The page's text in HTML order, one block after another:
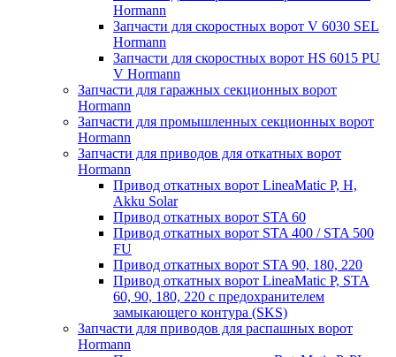
Hormann
Запчасти для скоростных ворот V 6030 SEL
Hormann
Запчасти для скоростных ворот HS 6015 PU
V Hormann
Запчасти для гаражных секционных ворот
Hormann
Запчасти для промышленных секционных ворот
Hormann
Запчасти для приводов для откатных ворот
Hormann
Привод откатных ворот LineaMatic P, H,
Akku Solar
Привод откатных ворот STA 60
Привод откатных ворот STA 400 / STA 500
FU
Привод откатных ворот STA 90, 180, 220
Привод откатных ворот LineaMatic P, STA
60, 90, 180, 220 с предохранителем
замыкающего контура (SKS)
Запчасти для приводов для распашных ворот
Hormann